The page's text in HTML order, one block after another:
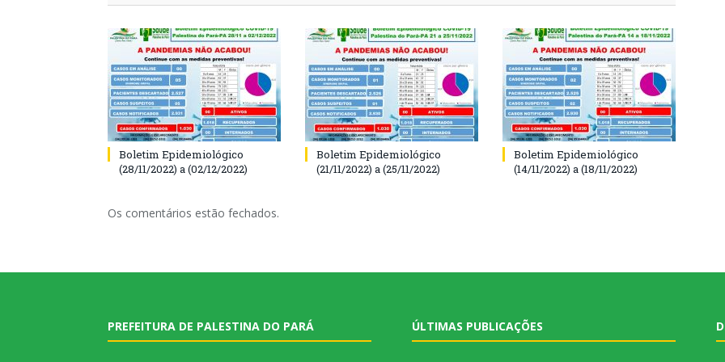
Boletim Epidemiológico
(28/11/2022) a (02/12/2022)
Boletim Epidemiológico
(21/11/2022) a (25/11/2022)
Boletim Epidemiológico
(14/11/2022) a (18/11/2022)
Os comentários estão fechados.
PREFEITURA DE PALESTINA DO PARÁ ÚLTIMAS PUBLICAÇÕES